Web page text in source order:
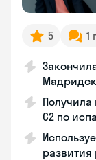
5 1
Получила
C2 по
развития